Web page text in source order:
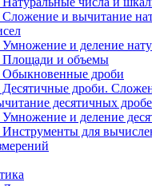
Сложение и вычитание
Умножение и деление
Площади и объемы
Обыкновенные дроби
Десятичные дроби.
десятичных
Умножение и деление
Инструменты для